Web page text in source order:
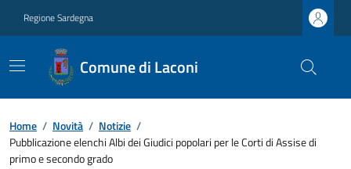
Regione Sardegna
Comune di Laconi
Home / Novità / Notizie /
Pubblicazione elenchi Albi dei Giudici popolari per le Corti di Assise di
primo e secondo grado